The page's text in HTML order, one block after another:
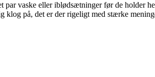
par vaske eller iblødsætninger før de holder
klog på, det er der rigeligt med stærke